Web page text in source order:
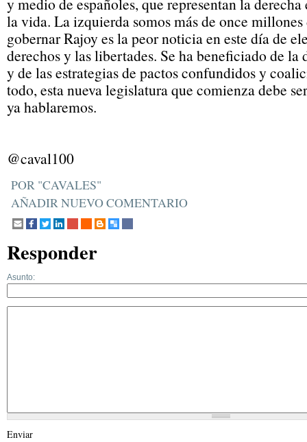
la vida. La izquierda somos más de once
gobernar Rajoy es la peor noticia en este día de
derechos y las libertades. Se ha beneficiado de
y de las estrategias de pactos confundidos y
todo, esta nueva legislatura que comienza debe
ya hablaremos.
@caval100
POR "CAVALES"
AÑADIR NUEVO COMENTARIO
Responder
Asunto:
Enviar